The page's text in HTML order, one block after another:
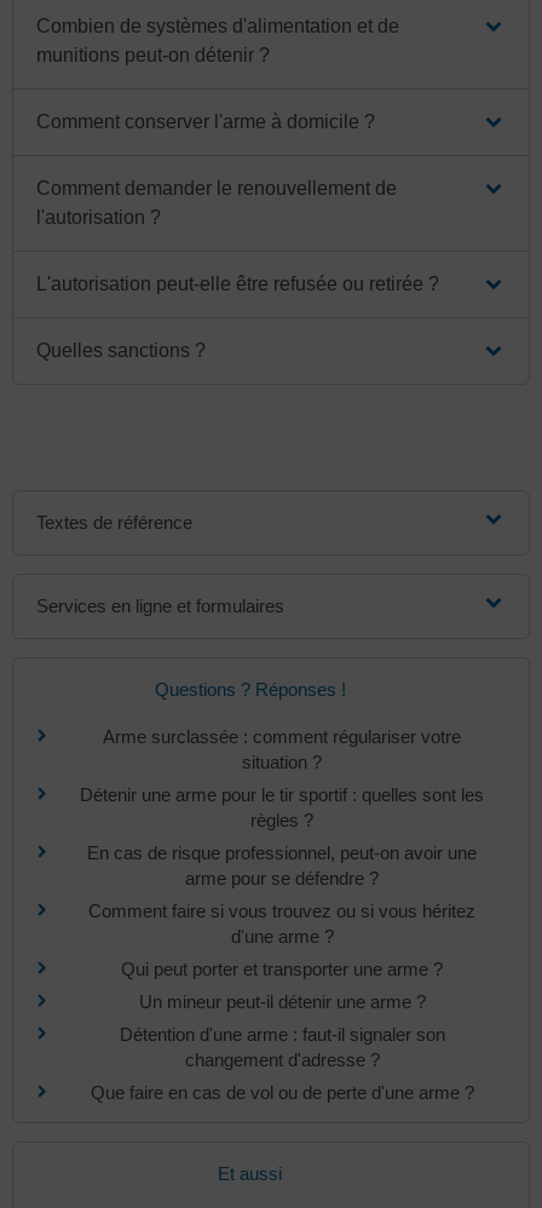
Combien de systèmes d'alimentation et de
munitions peut-on détenir ?
Comment conserver l'arme à domicile ?
Comment demander le renouvellement de
l'autorisation ?
L'autorisation peut-elle être refusée ou retirée ?
Quelles sanctions ?
Textes de référence
Services en ligne et formulaires
Questions ? Réponses !
Arme surclassée : comment régulariser votre
situation ?
Détenir une arme pour le tir sportif : quelles sont les
règles ?
En cas de risque professionnel, peut-on avoir une
arme pour se défendre ?
Comment faire si vous trouvez ou si vous héritez
d'une arme ?
Qui peut porter et transporter une arme ?
Un mineur peut-il détenir une arme ?
Détention d'une arme : faut-il signaler son
changement d'adresse ?
Que faire en cas de vol ou de perte d'une arme ?
Et aussi